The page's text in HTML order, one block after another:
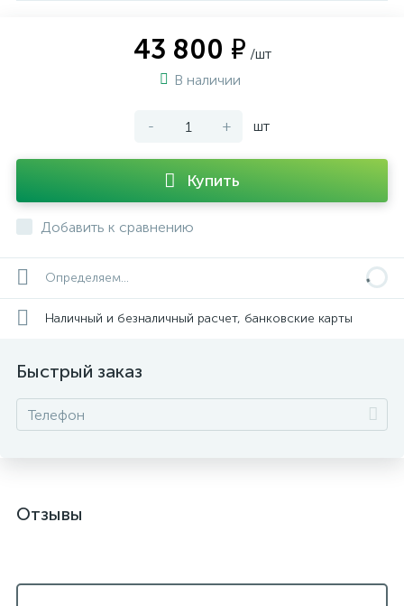
43 800 ₽ /шт
В наличии
- + шт
Купить
Добавить к сравнению
Определяем...
Наличный и безналичный расчет, банковские карты
Быстрый заказ
Отзывы